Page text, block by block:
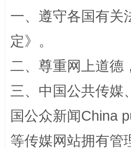
一、遵守各国有关
定》。
二、尊重网上道德
三、中国公共传媒
国公众新闻China
等传媒网站拥有管